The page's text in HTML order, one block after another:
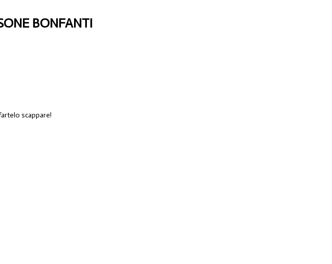
BONFANTI
scappare!